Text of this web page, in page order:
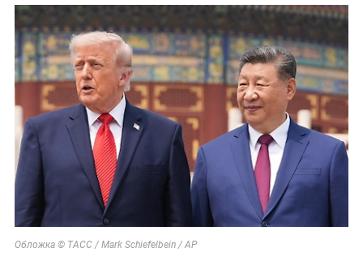
Обложка © ТАСС / Mark Schiefelbein / АР